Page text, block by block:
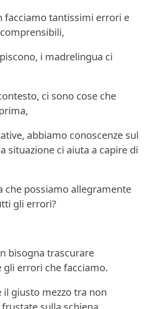
facciamo tantissimi errori e
i madrelingua ci
ci sono cose che
abbiamo conoscenze sul
situazione ci aiuta a capire di
che possiamo allegramente
gli errori?
bisogna trascurare
errori che facciamo.
il giusto mezzo tra non